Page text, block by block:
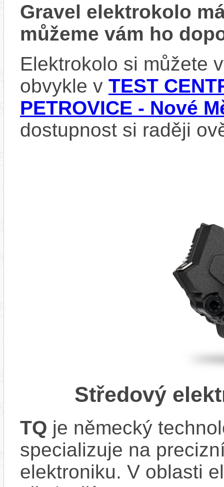
Gravel elektrokolo
můžeme vám ho
Elektrokolo si můžete
obvykle v TEST
PETROVICE - Nové
dostupnost si raději
Středový
TQ je německý
specializuje na
elektroniku. V oblasti